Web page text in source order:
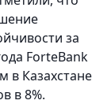
за
ForteBank
в Казахстане
в 8%.